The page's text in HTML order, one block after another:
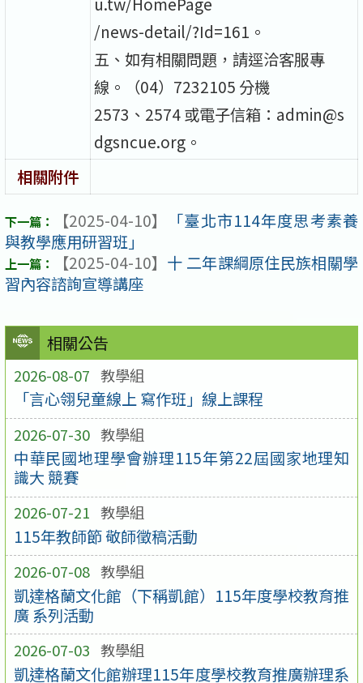
相關公告
2026-08-07 教學組
「言心翎兒童線上 寫作班」線上課程
2026-07-30 教學組
中華民國地理學會辦理115年第22屆國家地理知
識大 競賽
2026-07-21 教學組
115年教師節 敬師徵稿活動
2026-07-08 教學組
凱達格蘭文化館（下稱凱館）115年度學校教育推
廣 系列活動
2026-07-03 教學組
凱達格蘭文化館辦理115年度學校教育推廣辦理系
/news-detail/?Id=161。
五、如有相關問題，請逕洽客服專
線。（04）7232105 分機
2573、2574 或電子信箱：admin@s
dgsncue.org。
相關附件
【2025-04-10】
「臺北市114年度思考素養
與教學應用研習班」
【2025-04-10】 十 二年課綱原住民族相關學
習內容諮詢宣導講座